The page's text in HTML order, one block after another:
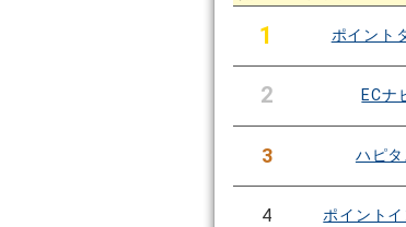
1 ポイント
2 ECナ
3 ハピタ
4 ポイント